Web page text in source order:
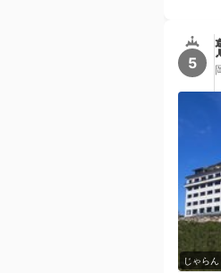
5
じゃらん